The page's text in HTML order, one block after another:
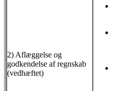
2) Aflæggelse og
godkendelse af regnskab
(vedhæftet)